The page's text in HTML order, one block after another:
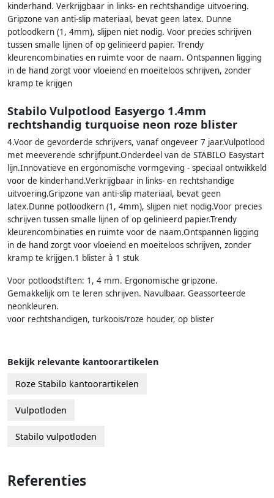
kinderhand. Verkrijgbaar in links- en rechtshandige uitvoering.
Gripzone van anti-slip materiaal, bevat geen latex. Dunne
potloodkern (1, 4mm), slijpen niet nodig. Voor precies schrijven
tussen smalle lijnen of op gelinieerd papier. Trendy
kleurencombinaties en ruimte voor de naam. Ontspannen ligging
in de hand zorgt voor vloeiend en moeiteloos schrijven, zonder
kramp te krijgen
Stabilo Vulpotlood Easyergo 1.4mm
rechtshandig turquoise neon roze blister
4.Voor de gevorderde schrijvers, vanaf ongeveer 7 jaar.Vulpotlood
met meeverende schrijfpunt.Onderdeel van de STABILO Easystart
lijn.Innovatieve en ergonomische vormgeving - speciaal ontwikkeld
voor de kinderhand.Verkrijgbaar in links- en rechtshandige
uitvoering.Gripzone van anti-slip materiaal, bevat geen
latex.Dunne potloodkern (1, 4mm), slijpen niet nodig.Voor precies
schrijven tussen smalle lijnen of op gelinieerd papier.Trendy
kleurencombinaties en ruimte voor de naam.Ontspannen ligging
in de hand zorgt voor vloeiend en moeiteloos schrijven, zonder
kramp te krijgen.1 blister à 1 stuk
Voor potloodstiften: 1, 4 mm. Ergonomische gripzone.
Gemakkelijk om te leren schrijven. Navulbaar. Geassorteerde
neonkleuren.
voor rechtshandigen, turkoois/roze houder, op blister
Bekijk relevante kantoorartikelen
Roze Stabilo kantoorartikelen
Vulpotloden
Stabilo vulpotloden
Referenties